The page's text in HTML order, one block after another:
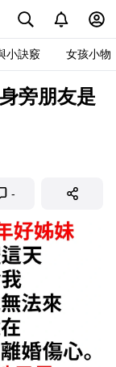
小訣竅 女孩小物
旁朋友是
-